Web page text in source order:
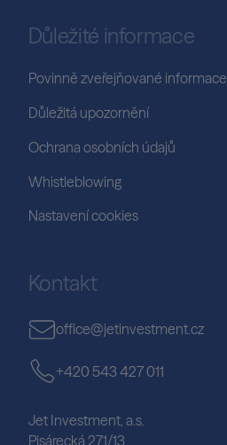
Důležité informace
Povinně zveřejňované informace
Důležitá upozornění
Ochrana osobních údajů
Whistleblowing
Nastavení cookies
Kontakt
office@jetinvestment.cz
+420 543 427 011
Jet Investment, a.s.
Pisárecká 271/13